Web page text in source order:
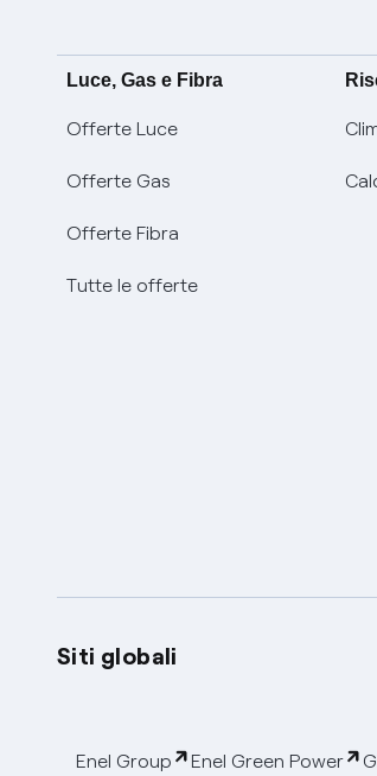
Luce, Gas e Fibra
Offerte Luce
Offerte Gas
Offerte Fibra
Tutte le offerte
Siti globali
Enel Group Enel Green Power